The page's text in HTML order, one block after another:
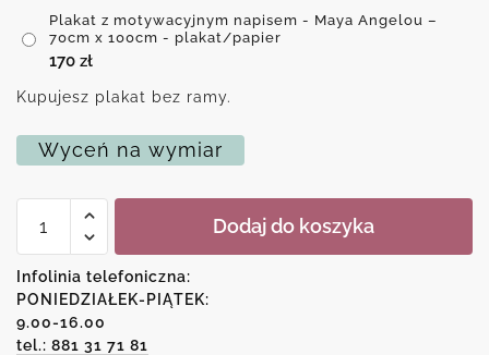
Plakat z motywacyjnym napisem - Maya Angelou –
70cm x 100cm - plakat/papier
170 zł
Kupujesz plakat bez ramy.
Wyceń na wymiar
Plakat
napisem
-
Maya
Angelou
Dodaj do koszyka
Infolinia telefoniczna:
PONIEDZIAŁEK-PIĄTEK:
9.00-16.00
tel.: 881 31 71 81